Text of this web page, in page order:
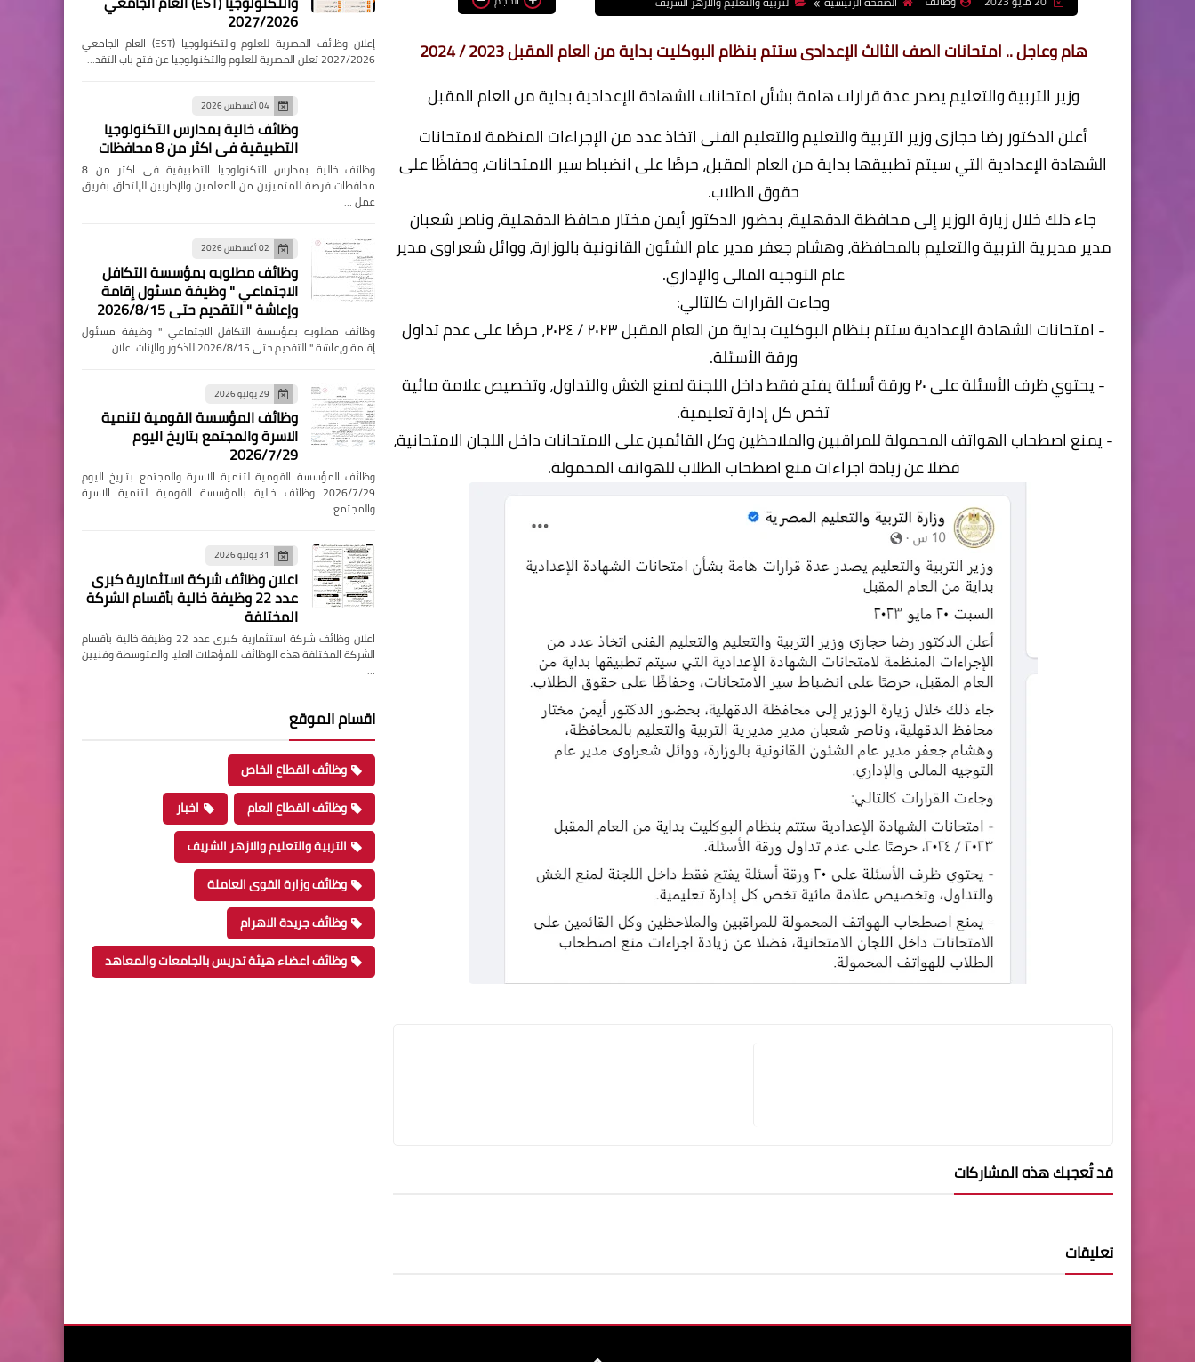
هام وعاجل .. امتحانات الصف الثالث الإعدادى ستتم بنظام البوكليت بداية من العام المقبل 2023 / 2024
وزير التربية والتعليم يصدر عدة قرارات هامة بشأن امتحانات الشهادة الإعدادية بداية من العام المقبل
أعلن الدكتور رضا حجازى وزير التربية والتعليم والتعليم الفنى اتخاذ عدد من الإجراءات المنظمة لامتحانات
الشهادة الإعدادية التي سيتم تطبيقها بداية من العام المقبل، حرصًا على انضباط سير الامتحانات، وحفاظًا على
حقوق الطلاب.
جاء ذلك خلال زيارة الوزير إلى محافظة الدقهلية، بحضور الدكتور أيمن مختار محافظ الدقهلية، وناصر شعبان
مدير مديرية التربية والتعليم بالمحافظة، وهشام جعفر مدير عام الشئون القانونية بالوزارة، ووائل شعراوى مدير
عام التوجيه المالى والإداري.
وجاءت القرارات كالتالي:
- امتحانات الشهادة الإعدادية ستتم بنظام البوكليت بداية من العام المقبل ٢٠٢٣ / ٢٠٢٤، حرصًا على عدم تداول
ورقة الأسئلة.
- يحتوي ظرف الأسئلة على ٢٠ ورقة أسئلة يفتح فقط داخل اللجنة لمنع الغش والتداول، وتخصيص علامة مائية
تخص كل إدارة تعليمية.
- يمنع اصطحاب الهواتف المحمولة للمراقبين والملاحظين وكل القائمين على الامتحانات داخل اللجان الامتحانية،
فضلا عن زيادة اجراءات منع اصطحاب الطلاب للهواتف المحمولة.
قد تُعجبك هذه المشاركات
تعليقات
2027/2026
إعلان وظائف المصرية للعلوم والتكنولوجيا (EST) العام الجامعي
2027/2026 تعلن المصرية للعلوم والتكنولوجيا عن فتح باب التقد…
04 أغسطس 2026
وظائف خالية بمدارس التكنولوجيا
التطبيقية فى اكثر من 8 محافظات
وظائف خالية بمدارس التكنولوجيا التطبيقية فى اكثر من 8
محافظات فرصة للمتميزين من المعلمين والإداريين للإلتحاق بفريق
عمل …
02 أغسطس 2026
وظائف مطلوبه بمؤسسة التكافل
الاجتماعي " وظيفة مسئول إقامة
وإعاشة " التقديم حتى 2026/8/15
وظائف مطلوبه بمؤسسة التكافل الاجتماعي " وظيفة مسئول
إقامة وإعاشة " التقديم حتى 2026/8/15 للذكور والإناث اعلان…
29 يوليو 2026
وظائف المؤسسة القومية لتنمية
الاسرة والمجتمع بتاريخ اليوم
2026/7/29
وظائف المؤسسة القومية لتنمية الاسرة والمجتمع بتاريخ اليوم
2026/7/29 وظائف خالية بالمؤسسة القومية لتنمية الاسرة
والمجتمع…
31 يوليو 2026
اعلان وظائف شركة استثمارية كبرى
عدد 22 وظيفة خالية بأقسام الشركة
المختلفة
اعلان وظائف شركة استثمارية كبرى عدد 22 وظيفة خالية بأقسام
الشركة المختلفة هذه الوظائف للمؤهلات العليا والمتوسطة وفنيين
…
اقسام الموقع
وظائف القطاع الخاص
وظائف القطاع العام
اخبار
التربية والتعليم والازهر الشريف
وظائف وزارة القوى العاملة
وظائف جريدة الاهرام
وظائف اعضاء هيئة تدريس بالجامعات والمعاهد